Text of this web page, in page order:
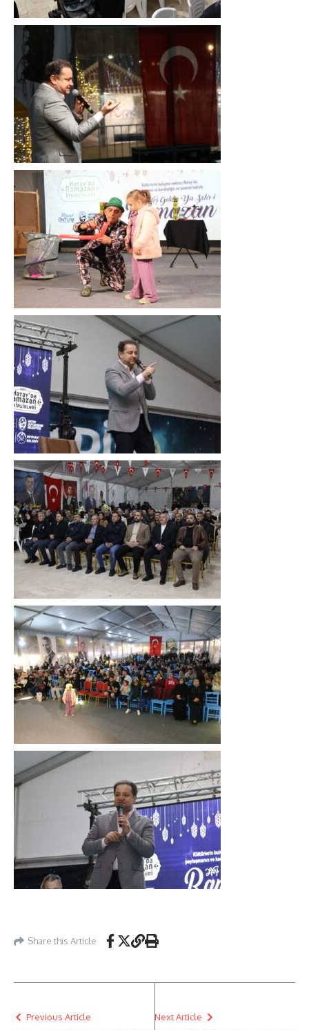
Share this Article
Previous Article Next Article